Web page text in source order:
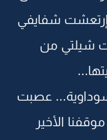
إرتعشت شفايفي
شيلتي من
عصبت
الأخير